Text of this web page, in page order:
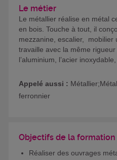
Le métier
Le métallier réalise en métal
en bois. Touche à tout, il
mezzanine, escalier,
travaille avec la même rigueur
l’aluminium, l’acier
Appelé aussi :
ferronnier
Objectifs de la formation
Réaliser des ouvrages